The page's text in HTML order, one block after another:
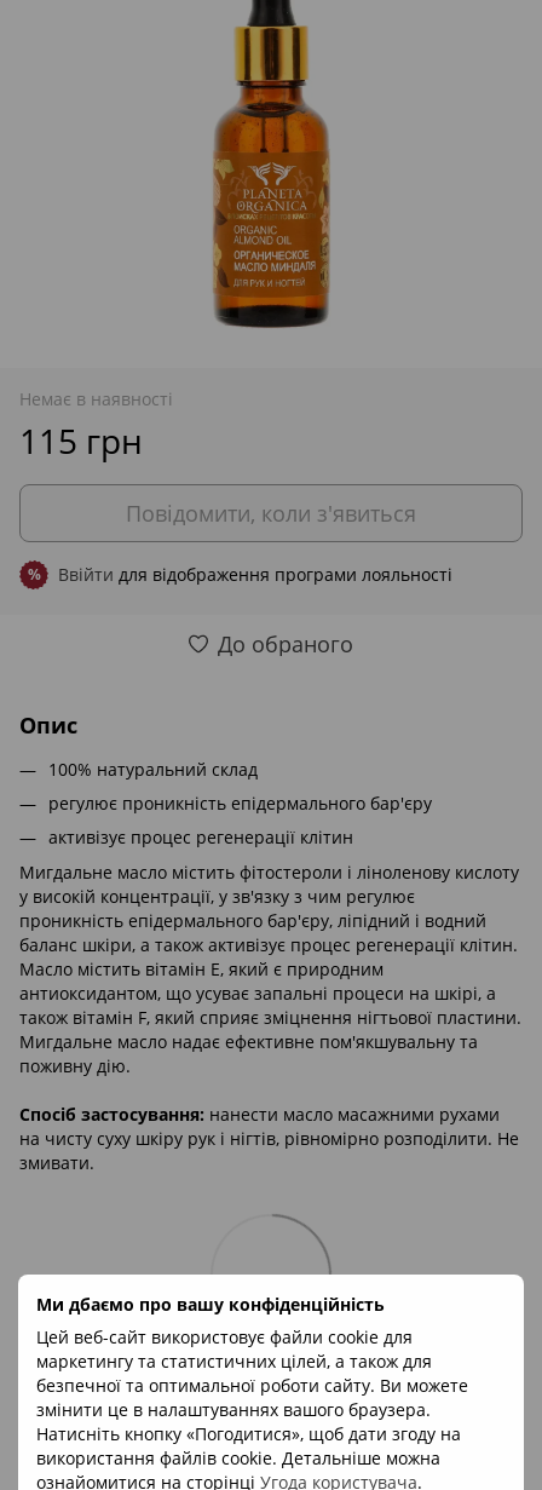
Ми дбаємо про вашу конфіденційність
Цей веб-сайт використовує файли cookie для
маркетингу та статистичних цілей, а також для
безпечної та оптимальної роботи сайту. Ви можете
змінити це в налаштуваннях вашого браузера.
Натисніть кнопку «Погодитися», щоб дати згоду на
використання файлів cookie. Детальніше можна
ознайомитися на сторінці Угода користувача.
Немає в наявності
115 грн
Повідомити, коли з'явиться
% Ввійти для відображення програми лояльності
До обраного
Опис
100% натуральний склад
регулює проникність епідермального бар'єру
активізує процес регенерації клітин
Мигдальне масло містить фітостероли і ліноленову кислоту
у високій концентрації, у зв'язку з чим регулює
проникність епідермального бар'єру, ліпідний і водний
баланс шкіри, а також активізує процес регенерації клітин.
Масло містить вітамін Е, який є природним
антиоксидантом, що усуває запальні процеси на шкірі, а
також вітамін F, який сприяє зміцнення нігтьової пластини.
Мигдальне масло надає ефективне пом'якшувальну та
поживну дію.
Спосіб застосування: нанести масло масажними рухами
на чисту суху шкіру рук і нігтів, рівномірно розподілити. Не
змивати.